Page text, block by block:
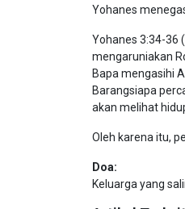
Yohanes
Yohanes 3:34-36
mengaruniakan
Bapa mengasihi
Barangsiapa
akan melihat
Oleh karena itu,
Doa:
Keluarga yang